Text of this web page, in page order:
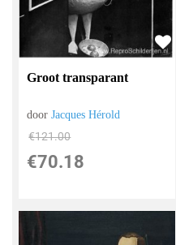
Groot transparant
doorJacques Hérold
€121.00
€70.18